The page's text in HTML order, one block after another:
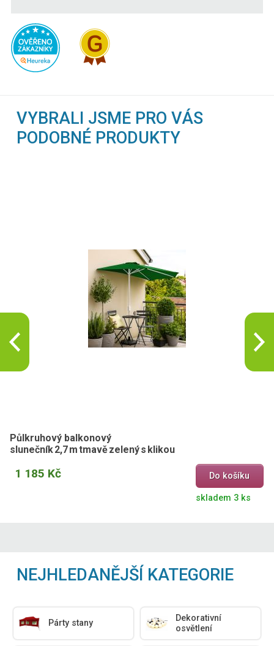
VYBRALI JSME PRO VÁS
PODOBNÉ PRODUKTY
Půlkruhový balkonový
slunečník 2,7 m tmavě zelený s klikou
1 185 Kč Do košíku
skladem 3 ks
NEJHLEDANĚJŠÍ KATEGORIE
Párty stany
Dekorativní
osvětlení